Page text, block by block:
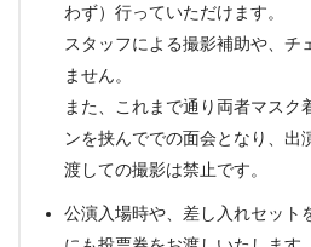
わず）行っていただけます。
スタッフによる撮影補助や、チ
ません。
また、これまで通り両者マスク
ンを挟んででの面会となり、出
渡しての撮影は禁止です。
公演入場時や、差し入れセット